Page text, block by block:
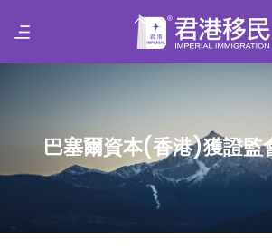
巴塞爾資本(香港)獲證監